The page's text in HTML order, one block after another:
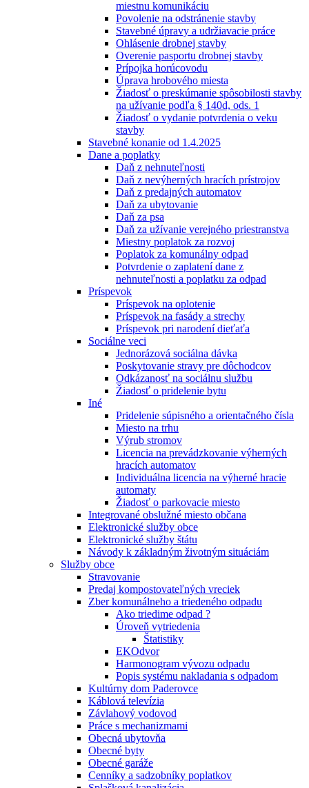
miestnu komunikáciu
Povolenie na odstránenie stavby
Stavebné úpravy a udržiavacie práce
Ohlásenie drobnej stavby
Overenie pasportu drobnej stavby
Prípojka horúcovodu
Úprava hrobového miesta
Žiadosť o preskúmanie spôsobilosti stavby
na užívanie podľa § 140d, ods. 1
Žiadosť o vydanie potvrdenia o veku
stavby
Stavebné konanie od 1.4.2025
Dane a poplatky
Daň z nehnuteľnosti
Daň z nevýherných hracích prístrojov
Daň z predajných automatov
Daň za ubytovanie
Daň za psa
Daň za užívanie verejného priestranstva
Miestny poplatok za rozvoj
Poplatok za komunálny odpad
Potvrdenie o zaplatení dane z
nehnuteľnosti a poplatku za odpad
Príspevok
Príspevok na oplotenie
Príspevok na fasády a strechy
Príspevok pri narodení dieťaťa
Sociálne veci
Jednorázová sociálna dávka
Poskytovanie stravy pre dôchodcov
Odkázanosť na sociálnu službu
Žiadosť o pridelenie bytu
Iné
Pridelenie súpisného a orientačného čísla
Miesto na trhu
Výrub stromov
Licencia na prevádzkovanie výherných
hracích automatov
Individuálna licencia na výherné hracie
automaty
Žiadosť o parkovacie miesto
Integrované obslužné miesto občana
Elektronické služby obce
Elektronické služby štátu
Návody k základným životným situáciám
Služby obce
Stravovanie
Predaj kompostovateľných vreciek
Zber komunálneho a triedeného odpadu
Ako triedime odpad ?
Úroveň vytriedenia
Štatistiky
EKOdvor
Harmonogram vývozu odpadu
Popis systému nakladania s odpadom
Kultúrny dom Paderovce
Káblová televízia
Závlahový vodovod
Práce s mechanizmami
Obecná ubytovňa
Obecné byty
Obecné garáže
Cenníky a sadzobníky poplatkov